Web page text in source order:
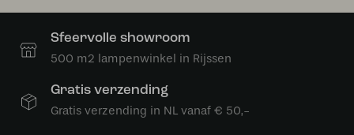
Sfeervolle showroom
500 m2 lampenwinkel in Rijssen
Gratis verzending
Gratis verzending in NL vanaf € 50,-